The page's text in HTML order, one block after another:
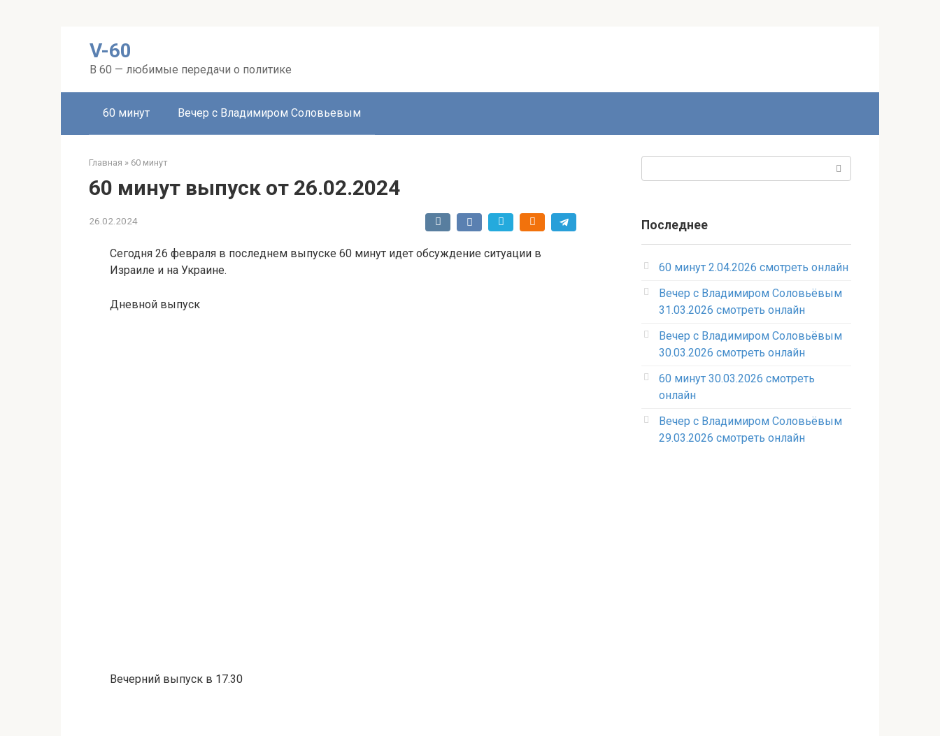
V-60
В 60 — любимые передачи о политике
60 минут Вечер с Владимиром Соловьевым
Главная » 60 минут
60 минут выпуск от 26.02.2024
26.02.2024
Сегодня 26 февраля в последнем выпуске 60 минут идет обсуждение ситуации в
Израиле и на Украине.
Дневной выпуск
Вечерний выпуск в 17.30
Последнее
60 минут 2.04.2026 смотреть онлайн
Вечер с Владимиром Соловьёвым
31.03.2026 смотреть онлайн
Вечер с Владимиром Соловьёвым
30.03.2026 смотреть онлайн
60 минут 30.03.2026 смотреть
онлайн
Вечер с Владимиром Соловьёвым
29.03.2026 смотреть онлайн